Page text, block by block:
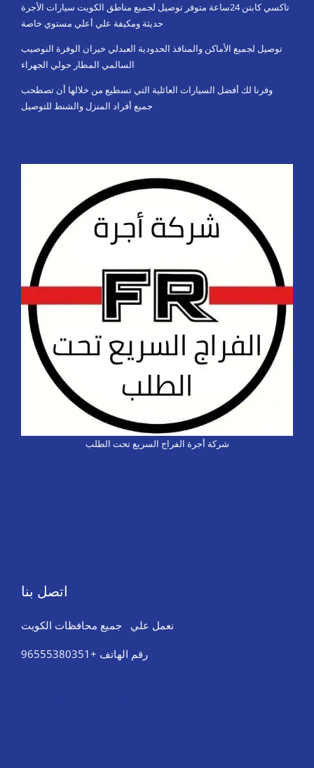
تاكسي كابتن 24ساعة متوفر توصيل لجميع مناطق الكويت سيارات الأجرة
حديثة ومكيفة علي أعلي مستوي خاصة
توصيل لجميع الأماكن والمنافذ الحدودية العبدلي خيران الوفرة النوصيب
السالمي المطار حولي الجهراء
وفرنا لك أفضل السيارات العائلية التي تسطيع من خلالها أن تصطحب
جميع أفراد المنزل والشنط للتوصيل
شركة أجرة الفراج السريع تحت الطلب
اتصل بنا
نعمل علي جميع محافظات الكويت
رقم الهاتف +96555380351